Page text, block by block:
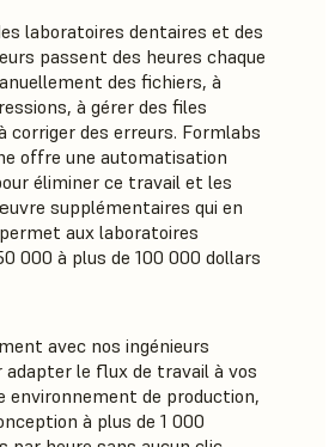
laboratoires dentaires et des
passent des heures chaque
des fichiers, à
à gérer des files
corriger des erreurs. Formlabs
offre une automatisation
éliminer ce travail et les
supplémentaires qui en
aux laboratoires
000 à plus de 100 000 dollars
avec nos ingénieurs
adapter le flux de travail à vos
environnement de production,
à plus de 1 000